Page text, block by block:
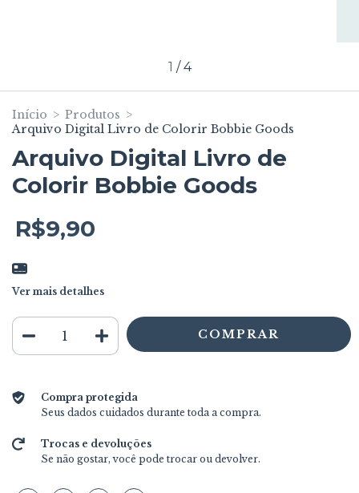
1 /4
Início > Produtos >
Arquivo Digital Livro de Colorir Bobbie Goods
Arquivo Digital Livro de
Colorir Bobbie Goods
R$9,90
Ver mais detalhes
Compra protegida
Seus dados cuidados durante toda a compra.
Trocas e devoluções
Se não gostar, você pode trocar ou devolver.